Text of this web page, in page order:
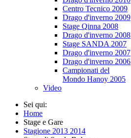
Centro Tecnico 2009
Drago d'inverno 2009
Stage Qinna 2008
Drago d'inverno 2008
Stage SANDA 2007
Drago d'inverno 2007
Drago d'inverno 2006
Campionati del
Mondo Hanoy 2005
Video
Sei qui:
Home
Stage e Gare
Stagione 2013 2014